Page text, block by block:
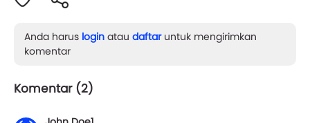
Anda harus login atau daftaruntuk mengirimkan
komentar
Komentar (2)